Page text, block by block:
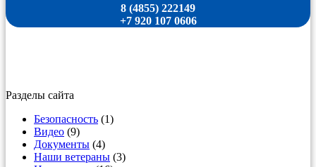
8 (4855) 222149
+7 920 107 0606
Разделы сайта
Безопасность (1)
Видео (9)
Документы (4)
Наши ветераны (3)